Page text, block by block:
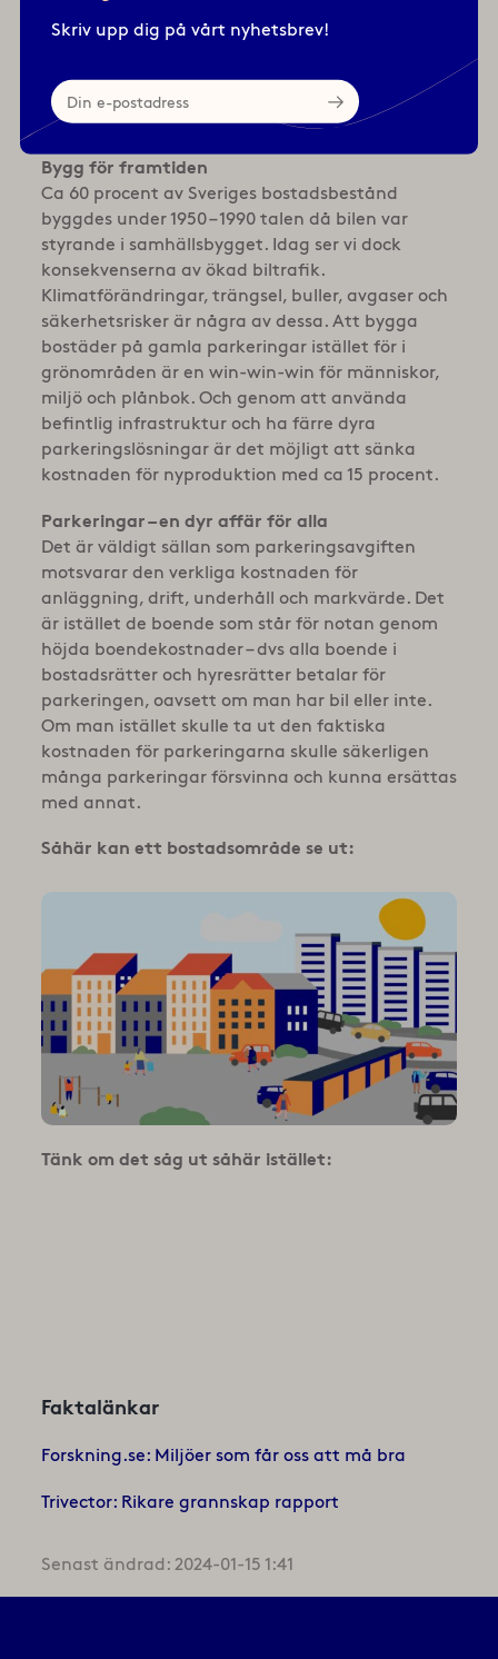
under heta sommar­dagar, mjuka ytor som kan
hantera regn och snö och
många bilar, bo­städer och barn ska samsas på
en liten yta.
Bygg för framtiden
Ca 60 procent av Sveriges bostadsbestånd
byggdes under 1950 – 1990 talen då bilen var
styrande i samhällsbyg­get. Idag ser vi dock
konsekvenserna av ökad biltrafik.
Klimatförändringar, trängsel, buller, avgaser och
säkerhets­risker är några av dessa. Att bygga
bostäder på gamla parkeringar istället för i
grönområden är en win-win-win för människor,
miljö och plånbok. Och genom att använda
befintlig infrastruktur och ha färre dyra
parkeringslösningar är det möjligt att sänka
kostnaden för nyproduktion med ca 15 procent.
Parkeringar – en dyr affär för alla
Det är väldigt sällan som parkeringsavgiften
motsvarar den verkliga kostnaden för
anläggning, drift, underhåll och markvärde. Det
är istället de boende som står för notan genom
höjda boendekostnader – dvs alla boende i
bostads­rätter och hyresrätter betalar för
parkeringen, oavsett om man har bil eller inte.
Om man istället skulle ta ut den faktiska
kostnaden för parkeringarna skulle säkerligen
många parkeringar försvinna och kunna ersättas
med annat.
Såhär kan ett bostadsområde se ut:
Tänk om det såg ut såhär istället:
Faktalänkar
Forskning.se: Miljöer som får oss att må bra
Trivector: Rikare grannskap rapport
Senast ändrad: 2024-01-15 1:41
Skriv upp dig på vårt nyhetsbrev!
Din
e-
postadress